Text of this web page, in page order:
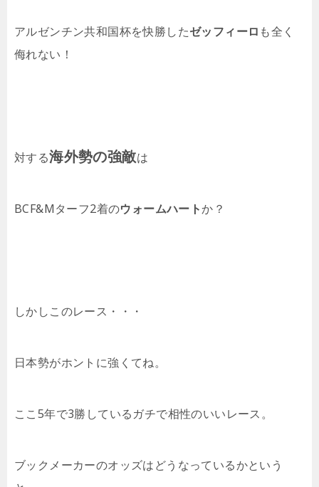
アルゼンチン共和国杯を快勝したゼッフィーロ も全く
侮れない！
対する海外勢の強敵は
BCF&Mターフ2着のウォームハートか？
しかしこのレース・・・
日本勢がホントに強くてね。
ここ5年で3勝しているガチで相性のいいレース。
ブックメーカーのオッズはどうなっているかという